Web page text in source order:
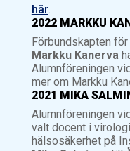
här.
2022 MARKKU
Förbundskapten
Markku Kanerva
Alumnföreningen
mer om Markku
2021 MIKA
Alumnföreningen
valt docent i
hälsosäkerhet på